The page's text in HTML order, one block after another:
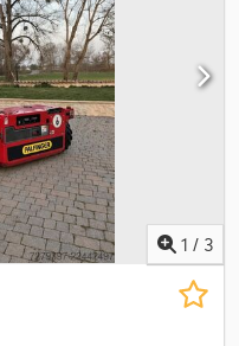
auxiliar - Mastro:
integrado - Chassi
Tock - 2 x faróis de
- Sistema de
condução, luzes de freio e
chave de ignição - Banco
- Pedal único - Controle
básico 1200 mm /
850 mm - Tamanho
4.00 - 4,5 - 2.50 -
0,6 Ref: ANL1088272
1 / 3